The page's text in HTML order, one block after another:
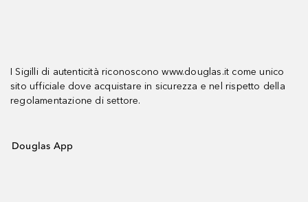
I Sigilli di autenticità riconoscono www.douglas.it come unico
sito ufficiale dove acquistare in sicurezza e nel rispetto della
regolamentazione di settore.
Douglas App